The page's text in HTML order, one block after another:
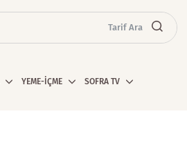
Tarif Ara
YEME-İÇME SOFRA TV